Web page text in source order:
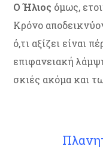
Ο Ήλιος όμως,
Κρόνο
ό,τι αξίζει είναι
επιφανειακή
σκιές ακόμα και